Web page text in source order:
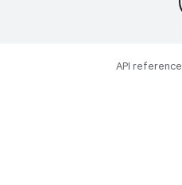
API reference